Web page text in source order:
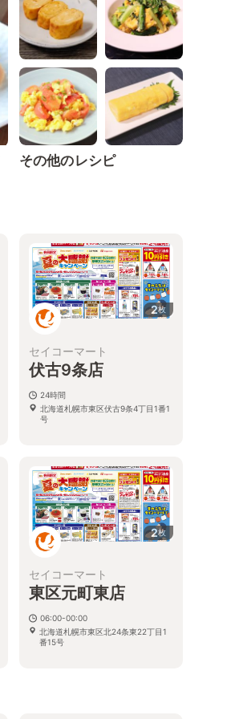
その他のレシピ
2枚
セイコーマート
伏古9条店
24時間
北海道札幌市東区伏古9条4丁目1番1
号
2枚
セイコーマート
東区元町東店
06:00-00:00
北海道札幌市東区北24条東22丁目1
番15号